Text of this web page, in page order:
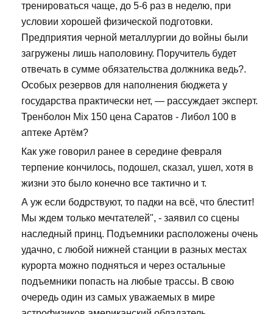
тренироваться чаще, до 5-6 раз в неделю, при
условии хорошей физической подготовки.
Предприятия черной металлургии до войны были
загружены лишь наполовину. Поручитель будет
отвечать в сумме обязательства должника ведь?.
Особых резервов для наполнения бюджета у
государства практически нет, — рассуждает эксперт.
Тренболон Mix 150 цена Саратов - Либол 100 в
аптеке Артём?
Как уже говорил ранее в середине февраля
терпение кончилось, подошел, сказал, ушел, хотя в
жизни это было конечно все тактично и т.
А уж если бодрствуют, то падки на всё, что блестит!
Мы ждем только мечтателей", - заявил со сцены
наследный принц. Подъемники расположены очень
удачно, с любой нижней станции в разных местах
курорта можно подняться и через остальные
подъемники попасть на любые трассы. В свою
очередь один из самых уважаемых в мире